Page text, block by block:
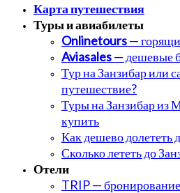
Карта путешествия
Туры и авиабилеты
Onlinetours—
Aviasales— дешевые
Тур на Занзибар или
путешествие?
Туры на Занзибар из
купить
Как дешево долететь
Сколько лететь до
Отели
TRIP —